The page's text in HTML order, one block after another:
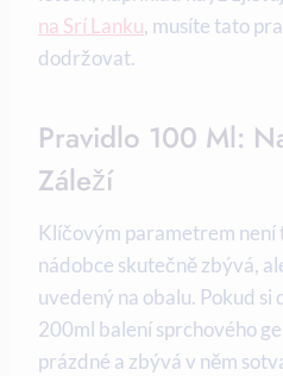
na Srí Lanku, musíte tato
dodržovat.
Pravidlo 100 Ml:
Záleží
Klíčovým parametrem není
nádobce skutečně zbývá,
uvedený na obalu. Pokud si
200ml balení sprchového
prázdné a zbývá v něm